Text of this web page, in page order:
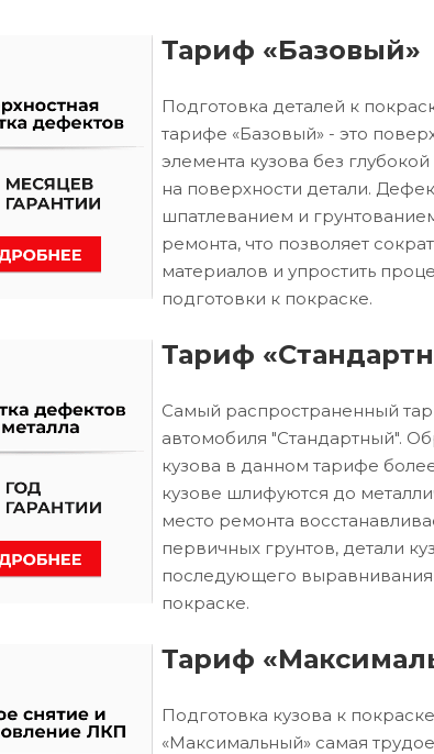
Тариф «Базовый»
Подготовка деталей к
тарифе «Базовый» - это
элемента кузова без
на поверхности детали.
шпатлеванием и
ремонта, что позволяет
материалов и упростить
подготовки к покраске.
Тариф
Самый распространенный
автомобиля "Стандартный".
кузова в данном тарифе
кузове шлифуются до
место ремонта
первичных грунтов, детали
последующего выравнивания
покраске.
Тариф
Подготовка кузова к
«Максимальный» самая